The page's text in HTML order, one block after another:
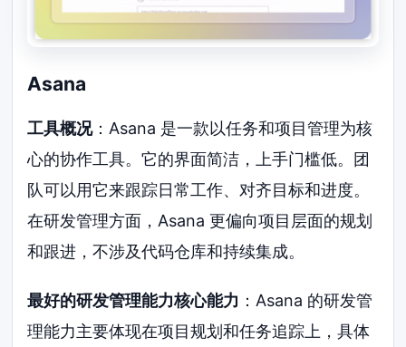
Asana
工具概况：Asana 是一款以任务和项目管理为核
心的协作工具。它的界面简洁，上手门槛低。团
队可以用它来跟踪日常工作、对齐目标和进度。
在研发管理方面，Asana 更偏向项目层面的规划
和跟进，不涉及代码仓库和持续集成。
最好的研发管理能力核心能力 ：Asana 的研发管
理能力主要体现在项目规划和任务追踪上，具体